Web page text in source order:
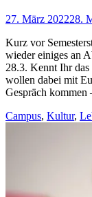
27. März 202228.
Kurz vor
wieder einiges an
28.3. Kennt Ihr das
wollen dabei mit
Gespräch
Campus, Kultur,